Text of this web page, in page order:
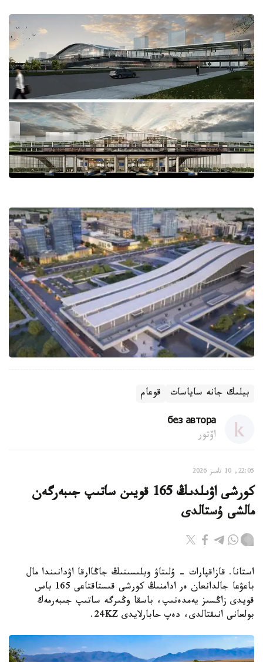
بيلىك جانە ساياسات قوعام
без автора
اۆتور
22:05, 10 تامىز 2026
كورشى اۋىلدىڭ 165 قويىن ساتىپ جىبەرگەن
مالشى ۇستالدى
استانا. قازاقپارات - ۇلىتاۋ وبلىسىنىڭ جاڭاارقا اۋدانىندا مال
باعۋعا جالدانعان ەر ادامنىڭ كورشى قىستاقتاعى 165 باس
قويدى زاڭسىز يەمدەنىپ، باسقا وڭىرگە ساتىپ جىبەرمەك
بولعانى انىقتالدى، دەپ حابارلايدى 24KZ.